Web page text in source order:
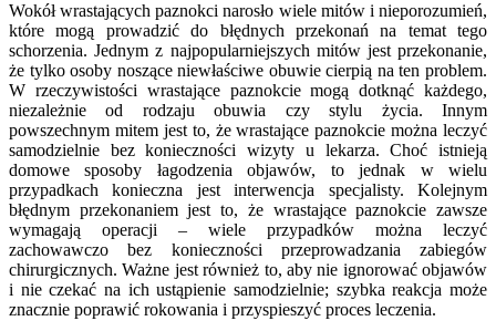
Wokół wrastających paznokci narosło wiele mitów i nieporozumień,
które mogą prowadzić do błędnych przekonań na temat tego
schorzenia. Jednym z najpopularniejszych mitów jest przekonanie,
że tylko osoby noszące niewłaściwe obuwie cierpią na ten problem.
W rzeczywistości wrastające paznokcie mogą dotknąć każdego,
niezależnie od rodzaju obuwia czy stylu życia. Innym
powszechnym mitem jest to, że wrastające paznokcie można leczyć
samodzielnie bez konieczności wizyty u lekarza. Choć istnieją
domowe sposoby łagodzenia objawów, to jednak w wielu
przypadkach konieczna jest interwencja specjalisty. Kolejnym
błędnym przekonaniem jest to, że wrastające paznokcie zawsze
wymagają operacji – wiele przypadków można leczyć
zachowawczo bez konieczności przeprowadzania zabiegów
chirurgicznych. Ważne jest również to, aby nie ignorować objawów
i nie czekać na ich ustąpienie samodzielnie; szybka reakcja może
znacznie poprawić rokowania i przyspieszyć proces leczenia.